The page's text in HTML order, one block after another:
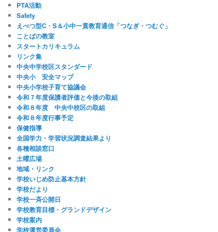
PTA活動
Safety
えべつ型C・S＆小中一貫教育通信「つなぎ・つむぐ」
ことばの教室
スタートカリキュラム
リンク集
中央中学校区スタンダード
中央小 安全マップ
中央小学校子育て協議会
令和７年度保護者評価と今後の取組
令和８年度 中央中校区の取組
令和８年度行事予定
保健指導
全国学力・学習状況調査結果より
各種相談窓口
土曜広場
地域・リンク
学校いじめ防止基本方針
学校だより
学校一斉公開日
学校教育目標・グランドデザイン
学校案内
学校運営委員会